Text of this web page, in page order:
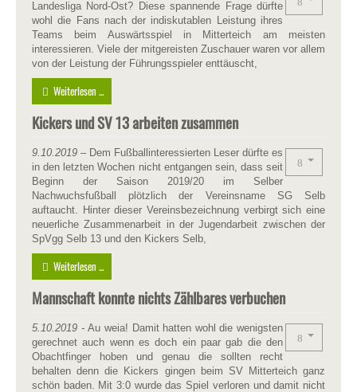
Landesliga Nord-Ost? Diese spannende Frage dürfte
wohl die Fans nach der indiskutablen Leistung ihres
Teams beim Auswärtsspiel in Mitterteich am meisten
interessieren. Viele der mitgereisten Zuschauer waren vor allem
von der Leistung der Führungsspieler enttäuscht,
Weiterlesen ...
Kickers und SV 13 arbeiten zusammen
9.10.2019 – Dem Fußballinteressierten Leser dürfte es
in den letzten Wochen nicht entgangen sein, dass seit
Beginn der Saison 2019/20 im Selber
Nachwuchsfußball plötzlich der Vereinsname SG Selb
auftaucht. Hinter dieser Vereinsbezeichnung verbirgt sich eine
neuerliche Zusammenarbeit in der Jugendarbeit zwischen der
SpVgg Selb 13 und den Kickers Selb,
Weiterlesen ...
Mannschaft konnte nichts Zählbares verbuchen
5.10.2019 -Au weia! Damit hatten wohl die wenigsten
gerechnet auch wenn es doch ein paar gab die den
Obachtfinger hoben und genau die sollten recht
behalten denn die Kickers gingen beim SV Mitterteich ganz
schön baden. Mit 3:0 wurde das Spiel verloren und damit nicht